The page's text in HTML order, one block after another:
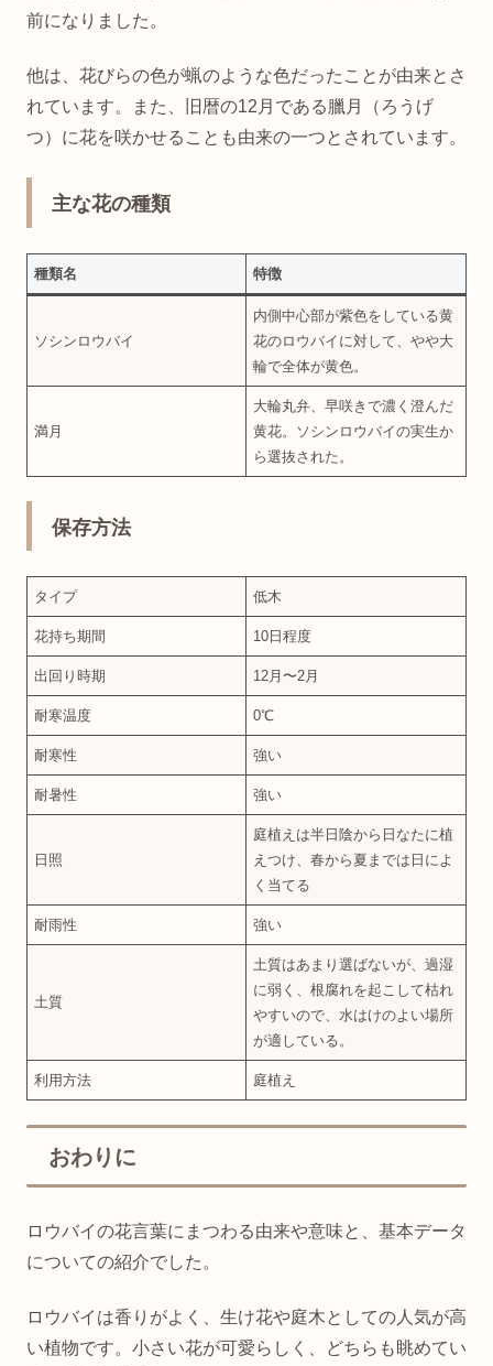
前になりました。
他は、花びらの色が蝋のような色だったことが由来とさ
れています。また、旧暦の12月である臘月（ろうげ
つ）に花を咲かせることも由来の一つとされています。
主な花の種類
種類名 特徴
ソシンロウバイ
内側中心部が紫色をしている黄
花のロウバイに対して、やや大
輪で全体が黄色。
満月
大輪丸弁、早咲きで濃く澄んだ
黄花。ソシンロウバイの実生か
ら選抜された。
保存方法
タイプ 低木
花持ち期間 10日程度
出回り時期 12月〜2月
耐寒温度 0℃
耐寒性 強い
耐暑性 強い
日照
庭植えは半日陰から日なたに植
えつけ、春から夏までは日によ
く当てる
耐雨性 強い
土質
土質はあまり選ばないが、過湿
に弱く、根腐れを起こして枯れ
やすいので、水はけのよい場所
が適している。
利用方法 庭植え
おわりに
ロウバイの花言葉にまつわる由来や意味と、基本データ
についての紹介でした。
ロウバイは香りがよく、生け花や庭木としての人気が高
い植物です。小さい花が可愛らしく、どちらも眺めてい